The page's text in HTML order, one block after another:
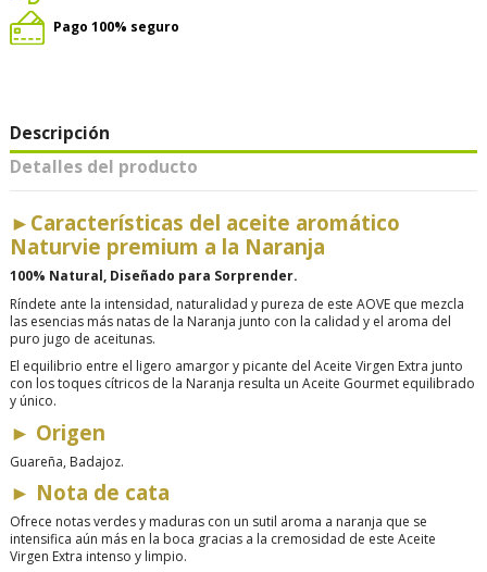
Pago 100% seguro
Descripción
Detalles del producto
► Características del aceite aromático
Naturvie premium a la Naranja
100% Natural, Diseñado para Sorprender.
Ríndete ante la intensidad, naturalidad y pureza de este AOVE que mezcla
las esencias más natas de la Naranja junto con la calidad y el aroma del
puro jugo de aceitunas.
El equilibrio entre el ligero amargor y picante del Aceite Virgen Extra junto
con los toques cítricos de la Naranja resulta un Aceite Gourmet equilibrado
y único.
► Origen
Guareña, Badajoz.
► Nota de cata
Ofrece notas verdes y maduras con un sutil aroma a naranja que se
intensifica aún más en la boca gracias a la cremosidad de este Aceite
Virgen Extra intenso y limpio.